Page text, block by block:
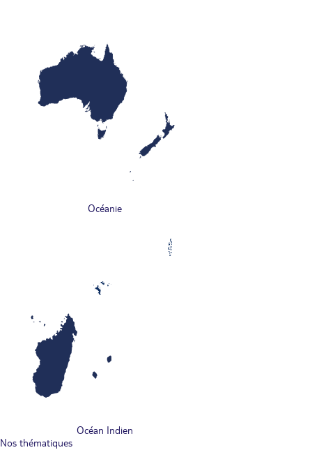
Océanie
Océan Indien
Nos thématiques